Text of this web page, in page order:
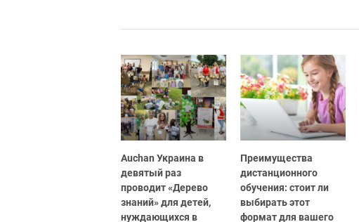
Auchan Украина в
девятый раз
проводит «Дерево
знаний» для детей,
нуждающихся в
Преимущества
дистанционного
обучения: стоит ли
выбирать этот
формат для вашего